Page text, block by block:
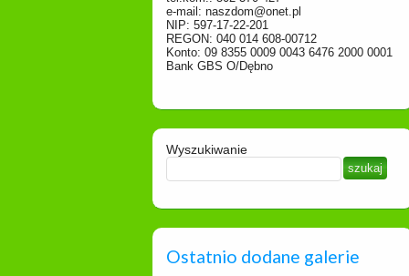
e-mail: naszdom@onet.pl
NIP: 597-17-22-201
REGON: 040 014 608-00712
Konto: 09 8355 0009 0043 6476 2000 0001
Bank GBS O/Dębno
Wyszukiwanie
Ostatnio dodane galerie